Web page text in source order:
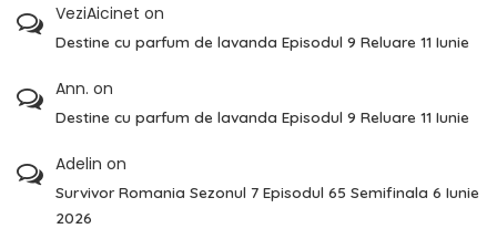
VeziAicinet on
Destine cu parfum de lavanda Episodul 9 Reluare 11 Iunie
Ann. on
Destine cu parfum de lavanda Episodul 9 Reluare 11 Iunie
Adelin on
Survivor Romania Sezonul 7 Episodul 65 Semifinala 6 Iunie
2026